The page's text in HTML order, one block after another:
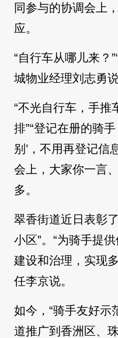
同参与的协调会上
应。
“自行车从哪儿来？
城物业经理刘志勇说
“不光自行车，手推
排”“登记在册的骑
别’，不用再登记
会上，大家你一言
多。
翠香街道近日表彰
小区”。“为骑手提
建设和治理，实现
任李京说。
如今，“骑手友好示
道推广到香洲区、珠